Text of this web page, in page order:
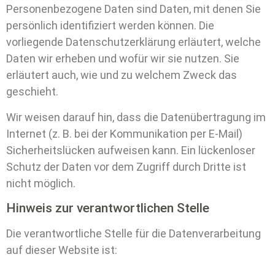
Personenbezogene Daten sind Daten, mit denen Sie
persönlich identifiziert werden können. Die
vorliegende Datenschutzerklärung erläutert, welche
Daten wir erheben und wofür wir sie nutzen. Sie
erläutert auch, wie und zu welchem Zweck das
geschieht.
Wir weisen darauf hin, dass die Datenübertragung im
Internet (z. B. bei der Kommunikation per E-Mail)
Sicherheitslücken aufweisen kann. Ein lückenloser
Schutz der Daten vor dem Zugriff durch Dritte ist
nicht möglich.
Hinweis zur verantwortlichen Stelle
Die verantwortliche Stelle für die Datenverarbeitung
auf dieser Website ist: